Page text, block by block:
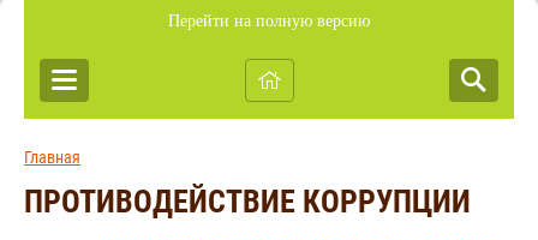
Перейти на полную версию
Главная
ПРОТИВОДЕЙСТВИЕ КОРРУПЦИИ